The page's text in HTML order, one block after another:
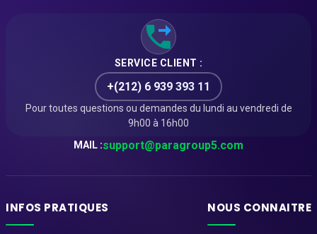
SERVICE CLIENT :
+(212) 6 939 393 11
Pour toutes questions ou demandes du lundi au vendredi de
9h00 à 16h00
MAIL :support@paragroup5.com
INFOS PRATIQUES NOUS CONNAITRE